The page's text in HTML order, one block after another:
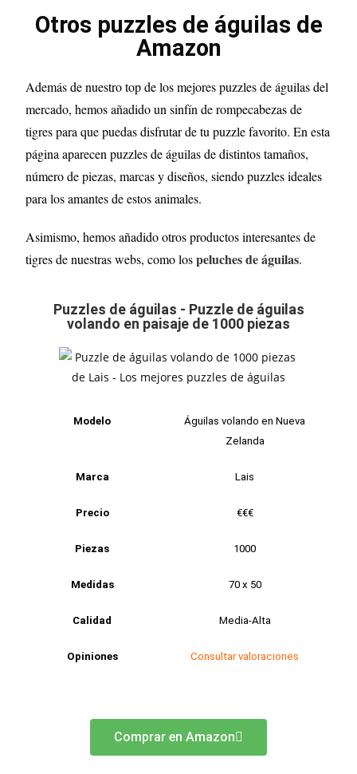
Otros puzzles de águilas de
Amazon
Además de nuestro top de los mejores puzzles de águilas del
mercado, hemos añadido un sinfín de rompecabezas de
tigres para que puedas disfrutar de tu puzzle favorito. En esta
página aparecen puzzles de águilas de distintos tamaños,
número de piezas, marcas y diseños, siendo puzzles ideales
para los amantes de estos animales.
Asimismo, hemos añadido otros productos interesantes de
tigres de nuestras webs, como lospeluches de águilas.
Puzzles de águilas - Puzzle de águilas
volando en paisaje de 1000 piezas
Modelo
Águilas volando en Nueva
Zelanda
Marca Lais
Precio €€€
Piezas 1000
Medidas 70 x 50
Calidad Media-Alta
Opiniones Consultar valoraciones
Comprar en Amazon